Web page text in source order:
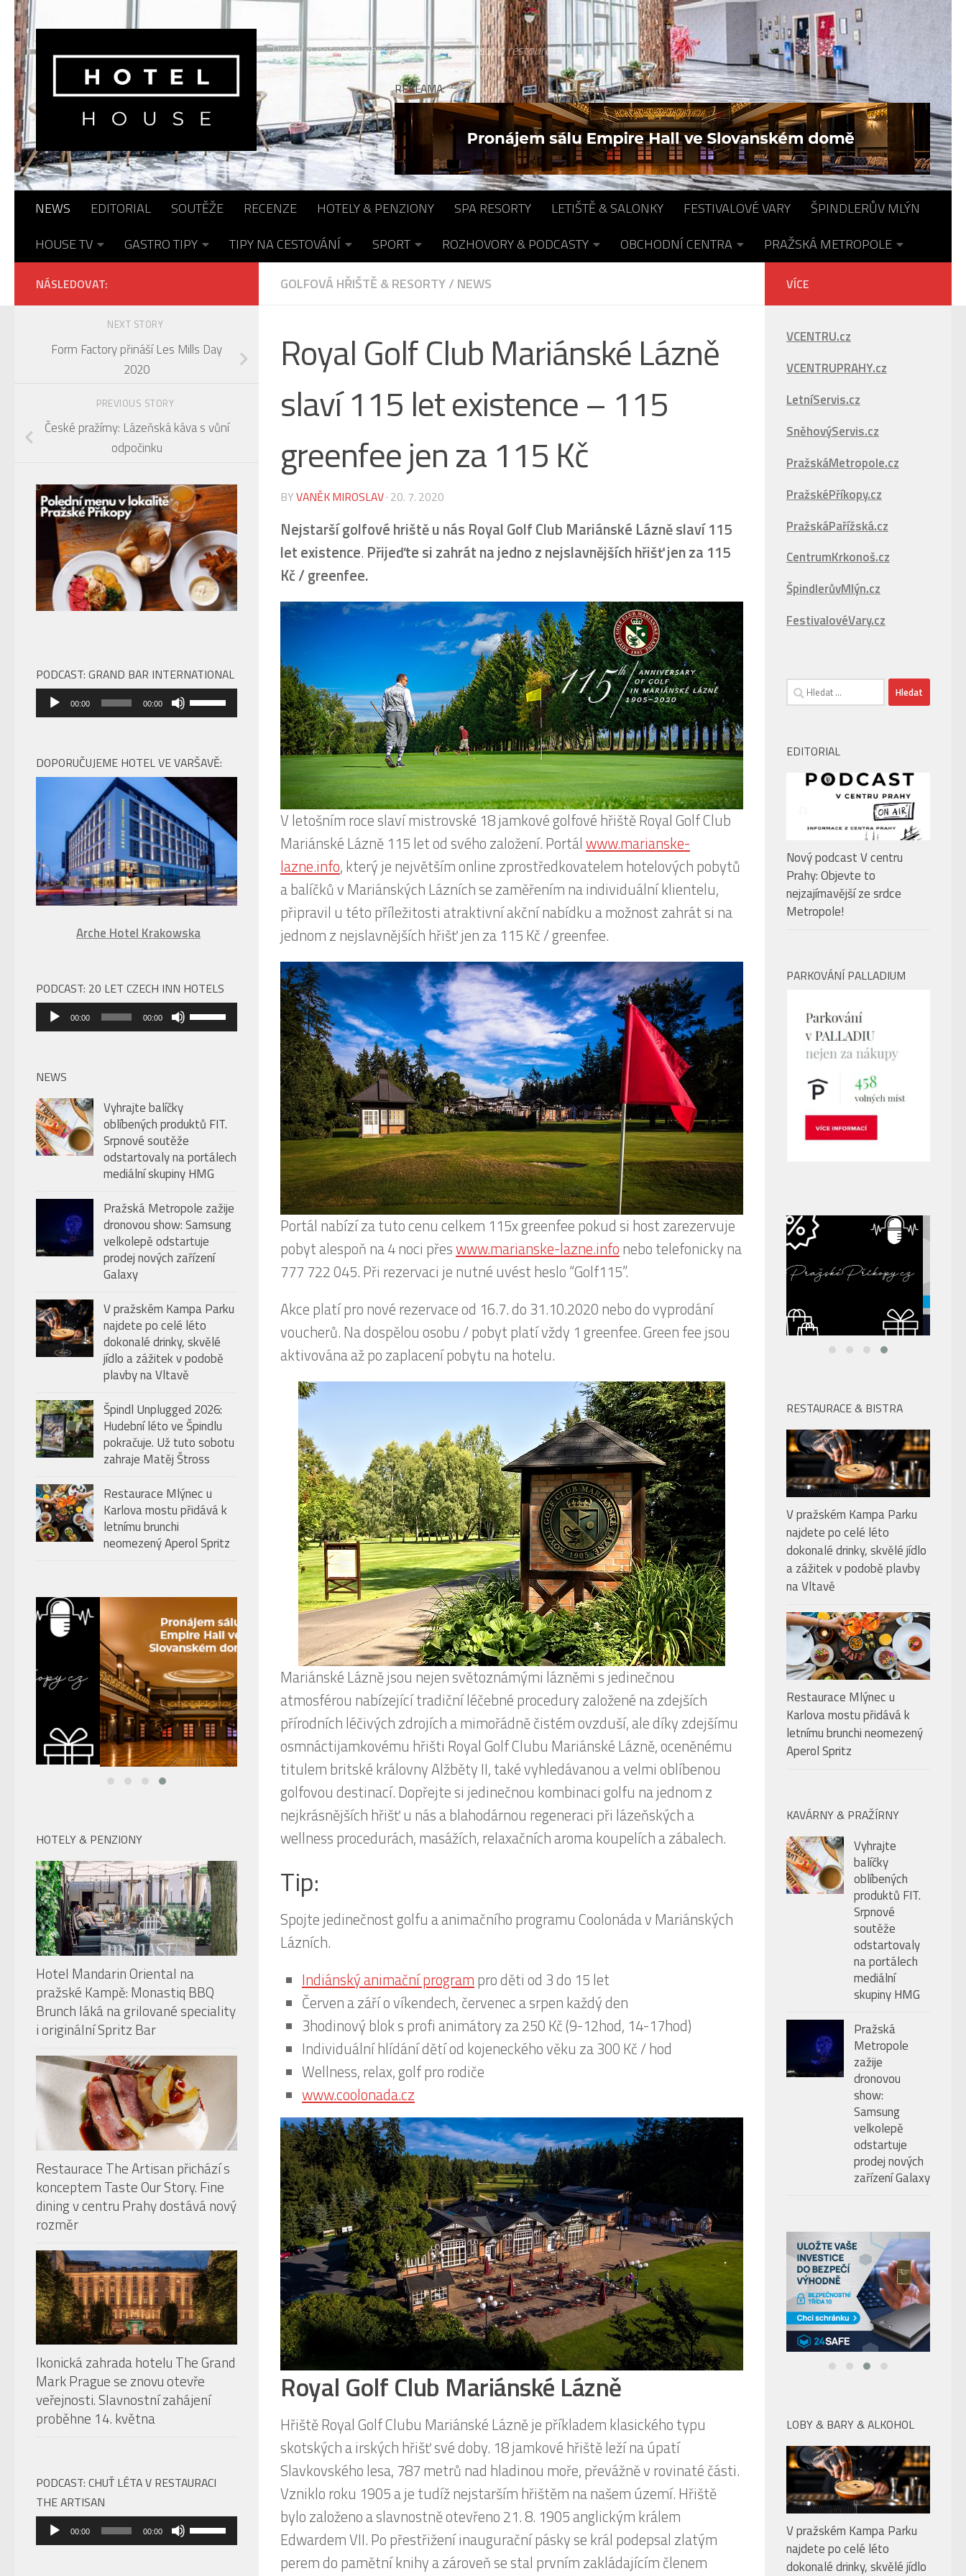
Skip to content
Portál o hotelech, pensionech, spa resortech a restauracích...
REKLAMA:
NEWS EDITORIAL SOUTĚŽE RECENZE HOTELY & PENZIONY SPA RESORTY LETIŠTĚ & SALONKY FESTIVALOVÉ VARY
ŠPINDLERŮV MLÝN
HOUSE TV
GASTRO TIPY TIPY NA CESTOVÁNÍ SPORT ROZHOVORY & PODCASTY OBCHODNÍ CENTRA PRAŽSKÁ METROPOLE
GOLFOVÁ HŘIŠTĚ & RESORTY/ NEWS
Royal Golf Club Mariánské Lázně
slaví 115 let existence – 115
greenfee jen za 115 Kč
BYVANĚK MIROSLAV· 20. 7. 2020
Nejstarší golfové hriště u nás Royal Golf Club Mariánské Lázně slaví 115
let existence. Přijeďte si zahrát na jedno z nejslavnějších hřišť jen za 115
Kč / greenfee.
V letošním roce slaví mistrovské 18 jamkové golfové hřiště Royal Golf Club
Mariánské Lázně 115 let od svého založení. Portálwww.marianske-
lazne.info, který je největším online zprostředkovatelem hotelových pobytů
a balíčků v Mariánských Lázních se zaměřením na individuální klientelu,
připravil u této příležitosti atraktivní akční nabídku a možnost zahrát si na
jednom z nejslavnějších hřišť jen za 115 Kč / greenfee.
Portál nabízí za tuto cenu celkem 115x greenfee pokud si host zarezervuje
pobyt alespoň na 4 noci přeswww.marianske-lazne.infonebo telefonicky na
777 722 045. Při rezervaci je nutné uvést heslo “Golf115”.
Akce platí pro nové rezervace od 16.7. do 31.10.2020 nebo do vyprodání
voucherů. Na dospělou osobu / pobyt platí vždy 1 greenfee. Green fee jsou
aktivována až po zaplacení pobytu na hotelu.
Mariánské Lázně jsou nejen světoznámými lázněmi s jedinečnou
atmosférou nabízející tradiční léčebné procedury založené na zdejších
přírodních léčivých zdrojích a mimořádně čistém ovzduší, ale díky zdejšímu
osmnáctijamkovému hřišti Royal Golf Clubu Mariánské Lázně, oceněnému
titulem britské královny Alžběty II, také vyhledávanou a velmi oblíbenou
golfovou destinací. Dopřejte si jedinečnou kombinaci golfu na jednom z
nejkrásnějších hřišť u nás a blahodárnou regeneraci při lázeňských a
wellness procedurách, masážích, relaxačních aroma koupelích a zábalech.
Tip:
Spojte jedinečnost golfu a animačního programu Coolonáda v Mariánských
Lázních.
Indiánský animační programpro děti od 3 do 15 let
Červen a září o víkendech, červenec a srpen každý den
3hodinový blok s profi animátory za 250 Kč (9-12hod, 14-17hod)
Individuální hlídání dětí od kojeneckého věku za 300 Kč / hod
Wellness, relax, golf pro rodiče
www.coolonada.cz
Royal Golf Club Mariánské Lázně
Hřiště Royal Golf Clubu Mariánské Lázně je příkladem klasického typu
skotských a irských hřišť své doby. 18 jamkové hřiště leží na úpatí
Slavkovského lesa, 787 metrů nad hladinou moře, převážně v rovinaté části.
Vzniklo roku 1905 a je tudíž nejstarším hřištěm na našem území. Hřiště
bylo založeno a slavnostně otevřeno 21. 8. 1905 anglickým králem
Edwardem VII. Po přestřižení inaugurační pásky se král podepsal zlatým
perem do pamětní knihy a zároveň se stal prvním zakládajícím členem
NÁSLEDOVAT:
NEXT STORY
Form Factory přináší Les Mills Day
2020
PREVIOUS STORY
České pražírny: Lázeňská káva s vůní
odpočinku
PODCAST: GRAND BAR INTERNATIONAL
Audio
přehrávač
00:00 00:00
Použitím
šipek
zvýšíte
nebo
snížíte
úroveň
hlasitosti.
DOPORUČUJEME HOTEL VE VARŠAVĚ:
Arche Hotel Krakowska
PODCAST: 20 LET CZECH INN HOTELS
Audio
přehrávač
00:00 00:00
Použitím
šipek
úroveň
NEWS
Vyhrajte balíčky
oblíbených produktů FIT.
Srpnové soutěže
odstartovaly na portálech
mediální skupiny HMG
Pražská Metropole zažije
dronovou show: Samsung
velkolepě odstartuje
prodej nových zařízení
Galaxy
V pražském Kampa Parku
najdete po celé léto
dokonalé drinky, skvělé
jídlo a zážitek v podobě
plavby na Vltavě
Špindl Unplugged 2026:
Hudební léto ve Špindlu
pokračuje. Už tuto sobotu
zahraje Matěj Štross
Restaurace Mlýnec u
Karlova mostu přidává k
letnímu brunchi
neomezený Aperol Spritz
HOTELY & PENZIONY
Hotel Mandarin Oriental na
pražské Kampě: Monastiq BBQ
Brunch láká na grilované speciality
i originální Spritz Bar
Restaurace The Artisan přichází s
konceptem Taste Our Story. Fine
dining v centru Prahy dostává nový
rozměr
Ikonická zahrada hotelu The Grand
Mark Prague se znovu otevře
veřejnosti. Slavnostní zahájení
PODCAST: CHUŤ LÉTA V RESTAURACI
THE ARTISAN
VÍCE
VCENTRU.cz
VCENTRUPRAHY.cz
LetníServis.cz
SněhovýServis.cz
PražskáMetropole.cz
PražskéPříkopy.cz
PražskáPařížská.cz
CentrumKrkonoš.cz
ŠpindlerůvMlýn.cz
FestivalovéVary.cz
Vyhledávání
EDITORIAL
Nový podcast V centru
Prahy: Objevte to
nejzajímavější ze srdce
Metropole!
PARKOVÁNÍ PALLADIUM
RESTAURACE & BISTRA
V pražském Kampa Parku
najdete po celé léto
dokonalé drinky, skvělé jídlo
a zážitek v podobě plavby
na Vltavě
Restaurace Mlýnec u
Karlova mostu přidává k
letnímu brunchi neomezený
Aperol Spritz
KAVÁRNY & PRAŽÍRNY
Vyhrajte
balíčky
oblíbených
produktů FIT.
Srpnové
soutěže
odstartovaly
na portálech
mediální
skupiny HMG
Pražská
Metropole
zažije
dronovou
show:
Samsung
velkolepě
odstartuje
prodej nových
zařízení Galaxy
LOBY & BARY & ALKOHOL
V pražském Kampa Parku
najdete po celé léto
dokonalé drinky, skvělé jídlo